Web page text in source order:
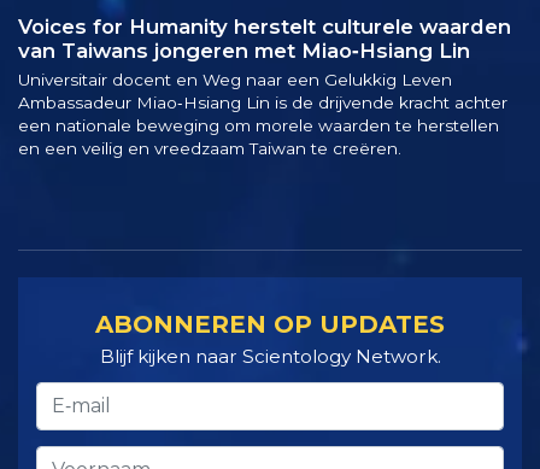
Voices for Humanity herstelt culturele waarden
van Taiwans jongeren met Miao‑Hsiang Lin
Universitair docent en Weg naar een Gelukkig Leven
Ambassadeur Miao‑Hsiang Lin is de drijvende kracht achter
een nationale beweging om morele waarden te herstellen
en een veilig en vreedzaam Taiwan te creëren.
ABONNEREN OP UPDATES
Blijf kijken naar Scientology Network.